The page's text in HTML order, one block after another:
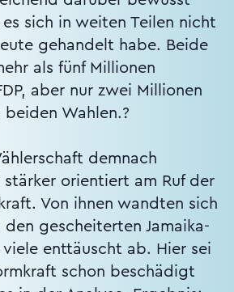
sich in weiten Teilen nicht
gehandelt habe. Beide
als fünf Millionen
aber nur zwei Millionen
Wahlen.?
demnach
orientiert am Ruf der
Von ihnen wandten sich
gescheiterten Jamaika-
enttäuscht ab. Hier sei
schon beschädigt